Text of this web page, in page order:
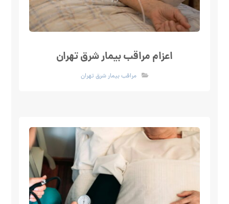
اعزام مراقب بیمار شرق تهران
مراقب بیمار شرق تهران